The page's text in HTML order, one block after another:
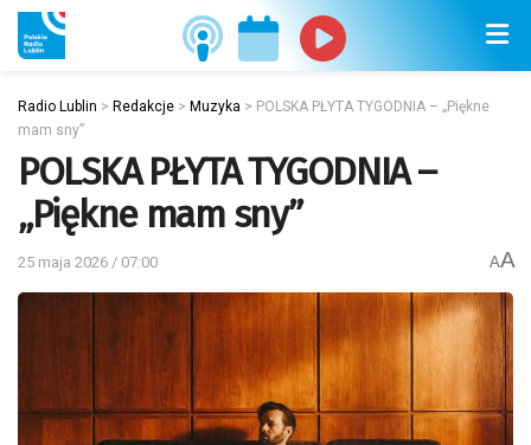
Radio Lublin > Redakcje > Muzyka > POLSKA PŁYTA TYGODNIA – „Piękne
mam sny”
POLSKA PŁYTA TYGODNIA –
„Piękne mam sny”
25 maja 2026 / 07:00 AA